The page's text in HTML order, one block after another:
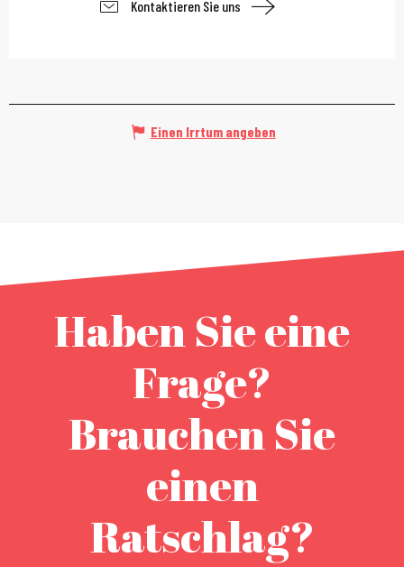
Kontaktieren Sie uns
Einen Irrtum angeben
Haben Sie eine
Frage?
Brauchen Sie
einen
Ratschlag?